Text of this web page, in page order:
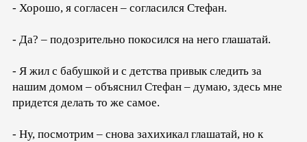
- Хорошо, я согласен – согласился Стефан.
- Да? – подозрительно покосился на него глашатай.
- Я жил с бабушкой и с детства привык следить за
нашим домом – объяснил Стефан – думаю, здесь мне
придется делать то же самое.
- Ну, посмотрим – снова захихикал глашатай, но к